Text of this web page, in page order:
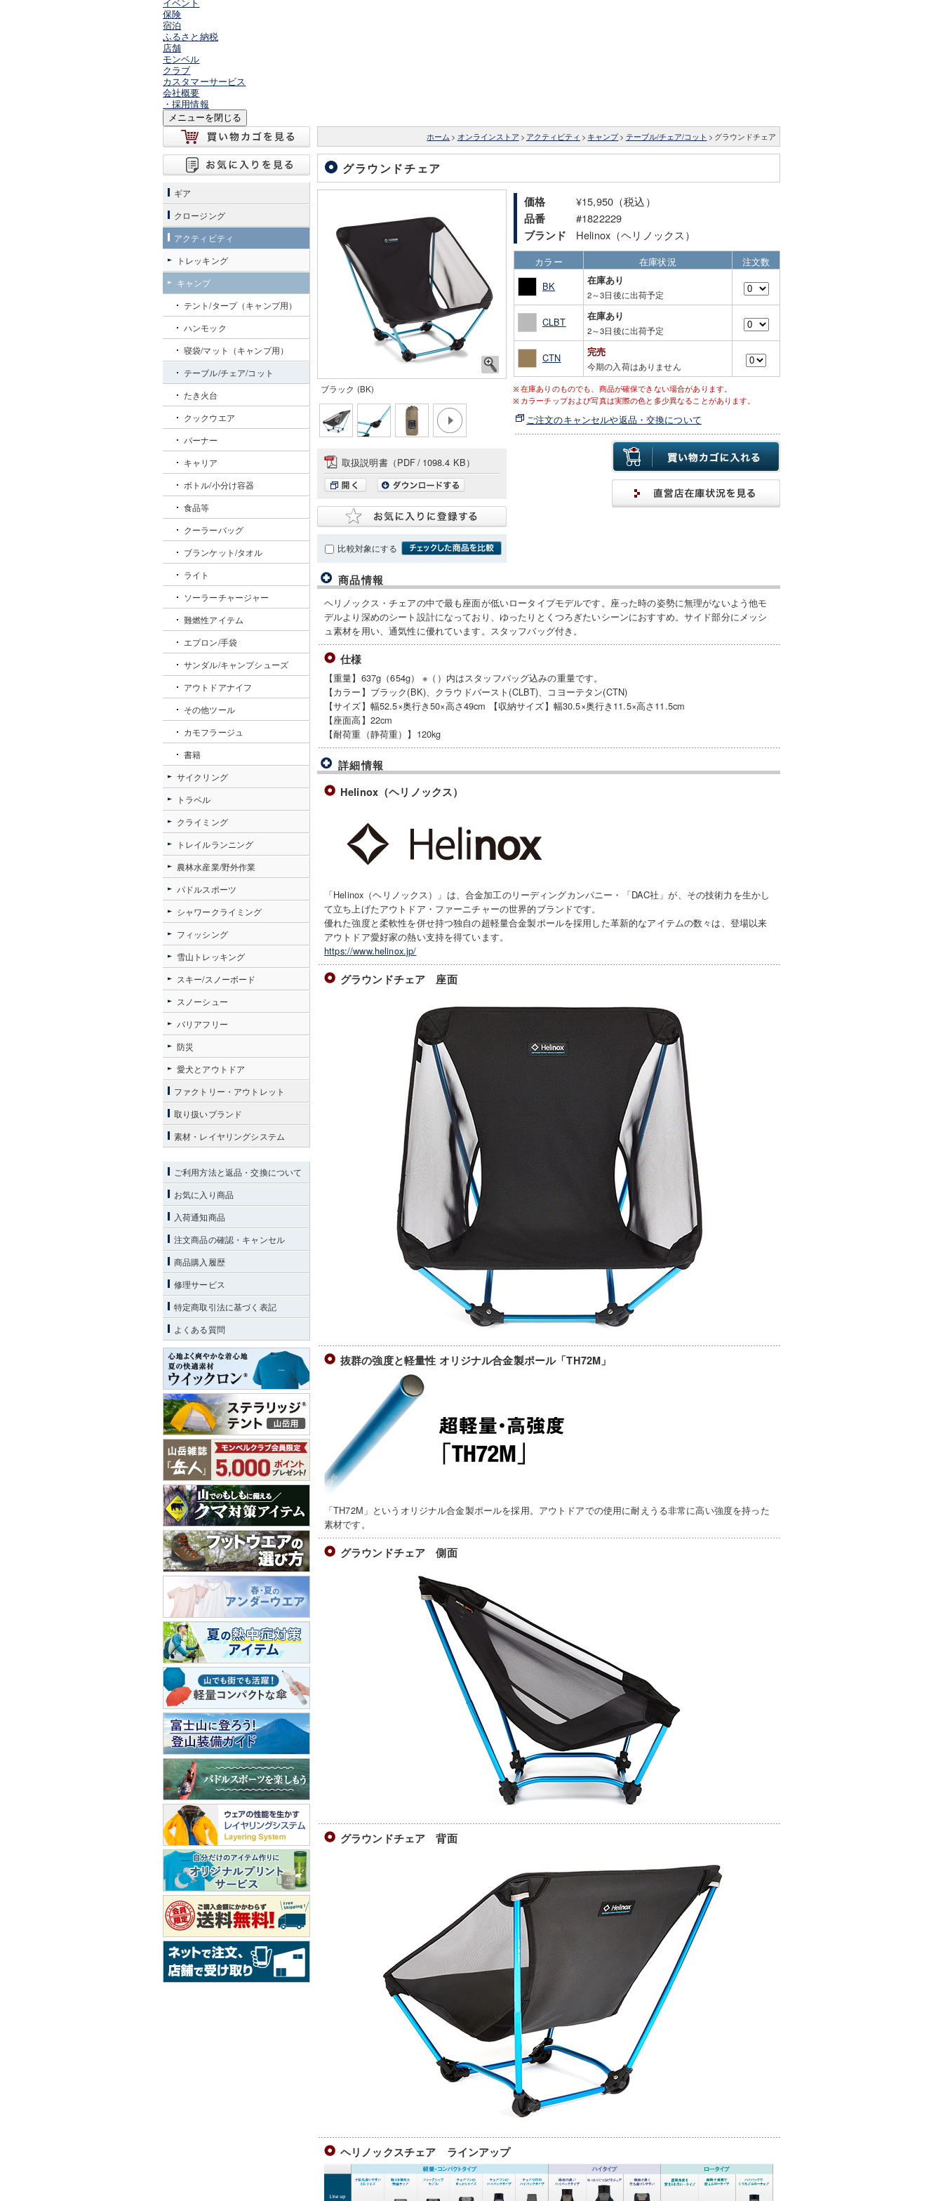
保険
宿泊
ふるさと納税
店舗
モンベル
クラブ
カスタマーサービス
会社概要
・採用情報
メニューを閉じる
ホーム > オンラインストア > アクティビティ > キャンプ> テーブル/チェア/コット > グラウンドチェア
グラウンドチェア
ブラック (BK)
取扱説明書（PDF/ 1098.4 KB）
比較対象にする
価格 ¥15,950（税込）
品番 #1822229
ブランド Helinox（ヘリノックス）
カラー 在庫状況
注文数
BK
在庫あり
2～3日後に出荷予定
CLBT 在庫あり
2～3日後に出荷予定
CTN 完売
今期の入荷はありません
在庫ありのものでも、商品が確保できない場合があります。
カラーチップおよび写真は実際の色と多少異なることがあります。
ご注文のキャンセルや返品・交換について
商品情報
ヘリノックス・チェアの中で最も座面が低いロータイプモデルです。座った時の姿勢に無理がないよう他モ
デルより深めのシート設計になっており、ゆったりとくつろぎたいシーンにおすすめ。サイド部分にメッシ
ュ素材を用い、通気性に優れています。スタッフバッグ付き。
仕様
【重量】637g（654g） ※（）内はスタッフバッグ込みの重量です。
【カラー】ブラック(BK)、クラウドバースト(CLBT)、コヨーテタン(CTN)
【サイズ】幅52.5×奥行き50×高さ49cm 【収納サイズ】幅30.5×奥行き11.5×高さ11.5cm
【座面高】22cm
【耐荷重（静荷重）】120kg
詳細情報
Helinox（ヘリノックス）
「Helinox（ヘリノックス）」は、合金加工のリーディングカンパニー・「DAC社」が、その技術力を生かし
て立ち上げたアウトドア・ファーニチャーの世界的ブランドです。
優れた強度と柔軟性を併せ持つ独自の超軽量合金製ポールを採用した革新的なアイテムの数々は、登場以来
アウトドア愛好家の熱い支持を得ています。
https://www.helinox.jp/
グラウンドチェア 座面
抜群の強度と軽量性 オリジナル合金製ポール「TH72M」
「TH72M」というオリジナル合金製ポールを採用。アウトドアでの使用に耐えうる非常に高い強度を持った
素材です。
グラウンドチェア 側面
グラウンドチェア 背面
ヘリノックスチェア ラインアップ
ギア
クロージング
アクティビティ
トレッキング
キャンプ
テント/タープ（キャンプ用）
ハンモック
寝袋/マット（キャンプ用）
テーブル/チェア/コット
たき火台
クックウエア
バーナー
キャリア
ボトル/小分け容器
食品等
クーラーバッグ
ブランケット/タオル
ライト
ソーラーチャージャー
難燃性アイテム
エプロン/手袋
サンダル/キャンプシューズ
アウトドアナイフ
その他ツール
カモフラージュ
書籍
サイクリング
トラベル
クライミング
トレイルランニング
農林水産業/野外作業
パドルスポーツ
シャワークライミング
フィッシング
雪山トレッキング
スキー/スノーボード
スノーシュー
バリアフリー
防災
愛犬とアウトドア
ファクトリー・アウトレット
取り扱いブランド
素材・レイヤリングシステム
ご利用方法と返品・交換について
お気に入り商品
入荷通知商品
注文商品の確認・キャンセル
商品購入履歴
修理サービス
特定商取引法に基づく表記
よくある質問